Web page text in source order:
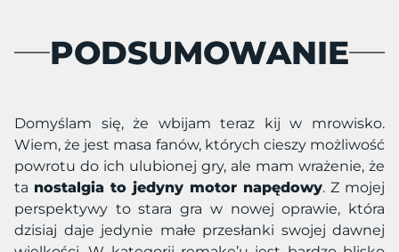
PODSUMOWANIE
Domyślam się, że wbijam teraz kij w mrowisko.
Wiem, że jest masa fanów, których cieszy możliwość
powrotu do ich ulubionej gry, ale mam wrażenie, że
ta nostalgia to jedyny motor napędowy. Z mojej
perspektywy to stara gra w nowej oprawie, która
dzisiaj daje jedynie małe przesłanki swojej dawnej